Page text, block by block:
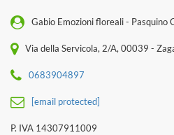
Gabio Emozioni floreali - Pasquino
Via della Servicola, 2/A, 00039 -
0683904897
[email protected]
P. IVA 14307911009